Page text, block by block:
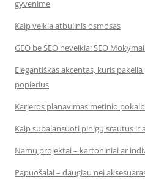
gyvenime
Kaip veikia atbulinis osmosas
GEO be SEO neveikia: SEO
Elegantiškas akcentas, kuris
popierius
Karjeros planavimas metinio
Kaip subalansuoti pinigų srautus ir
Namų projektai – kartoniniai ar
Papuošalai – daugiau nei